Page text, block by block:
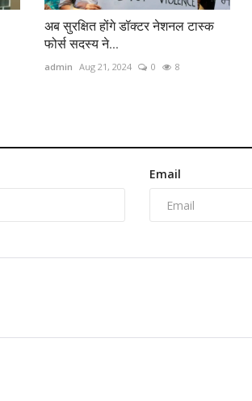
अब सुरक्षित होंगे डॉक्‍टर नेशनल टास्‍क
फोर्स सदस्‍य ने...
admin Aug 21, 2024 0 8
Email